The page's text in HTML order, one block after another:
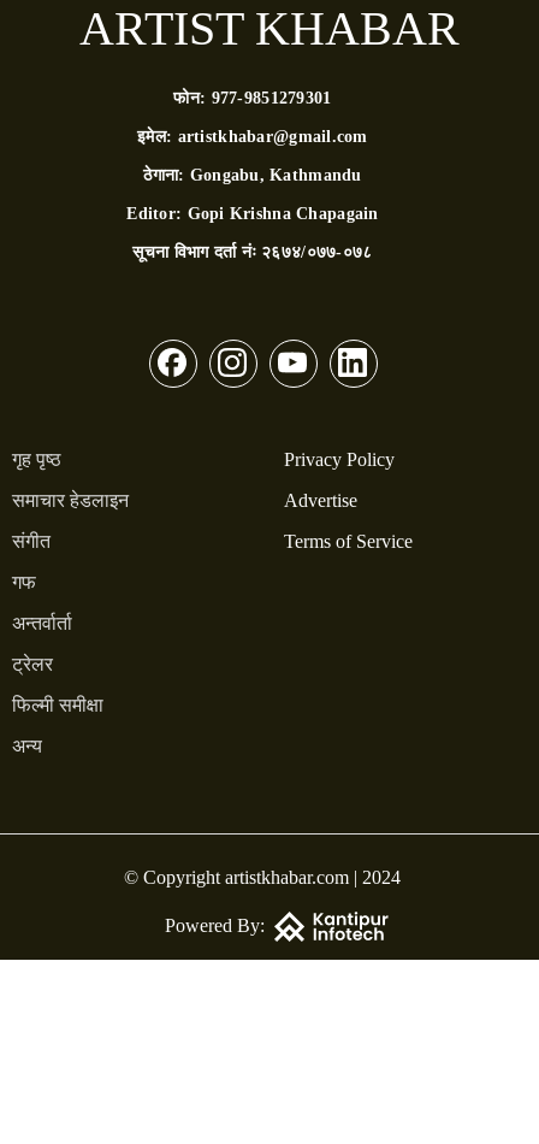
ARTIST KHABAR
फोन: 977-9851279301
इमेल: artistkhabar@gmail.com
ठेगाना: Gongabu, Kathmandu
Editor: Gopi Krishna Chapagain
सूचना विभाग दर्ता नंः २६७४/०७७-०७८
गृह पृष्ठ
समाचार हेडलाइन
संगीत
गफ
अन्तर्वार्ता
ट्रेलर
फिल्मी समीक्षा
अन्य
Privacy Policy
Advertise
Terms of Service
© Copyright artistkhabar.com | 2024
Powered By: